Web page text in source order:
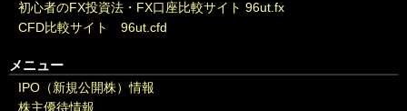
初心者のFX投資法・FX口座比較サイト 96ut.fx
CFD比較サイト 96ut.cfd
メニュー
IPO（新規公開株）情報
株主優待情報